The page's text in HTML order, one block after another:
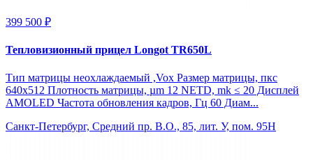
399 500 ₽
Тепловизионный прицел Longot TR650L
Тип матрицы неохлаждаемый ,Vox Размер матрицы, пкс
640x512 Плотность матрицы, µm 12 NETD, mk ≤ 20 Дисплей
AMOLED Частота обновления кадров, Гц 60 Диам...
Санкт-Петербург, Средний пр. В.О., 85, лит. У, пом. 95Н